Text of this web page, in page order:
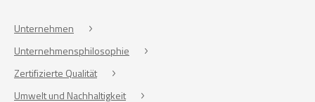
Unternehmen
Unternehmensphilosophie
Zertifizierte Qualität
Umwelt und Nachhaltigkeit